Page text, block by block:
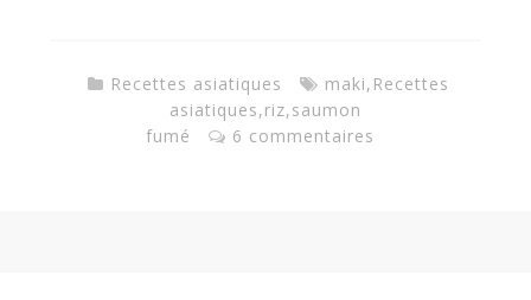
Recettes asiatiques maki, Recettes
asiatiques,riz,saumon
fumé
6 commentaires